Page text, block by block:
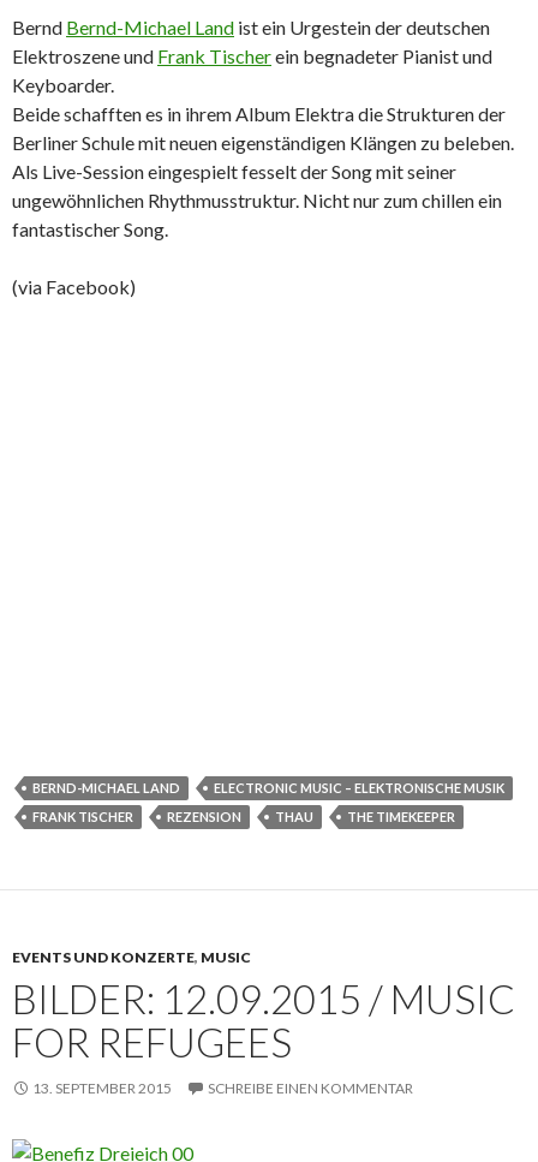
Bernd Bernd-Michael Land ist ein Urgestein der deutschen
Elektroszene und Frank Tischerein begnadeter Pianist und
Keyboarder.
Beide schafften es in ihrem Album Elektra die Strukturen der
Berliner Schule mit neuen eigenständigen Klängen zu beleben.
Als Live-Session eingespielt fesselt der Song mit seiner
ungewöhnlichen Rhythmusstruktur. Nicht nur zum chillen ein
fantastischer Song.
(via Facebook)
BERND-MICHAEL LAND
ELECTRONIC MUSIC – ELEKTRONISCHE MUSIK
FRANK TISCHER
REZENSION THAU THE TIMEKEEPER
EVENTS UND KONZERTE, MUSIC
BILDER: 12.09.2015 / MUSIC
FOR REFUGEES
13. SEPTEMBER 2015 SCHREIBE EINEN KOMMENTAR